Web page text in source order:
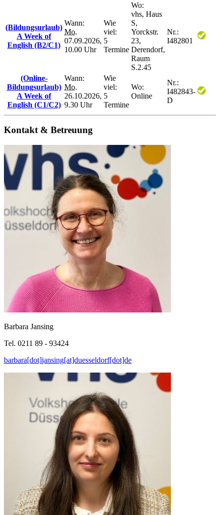
(Bildungsurlaub)
A Week of
English (B2/C1)
Wann:
Mo.
07.09.2026,
10.00 Uhr
Wie
viel:
5
Termine
Wo:
vhs, Haus
S,
Yorckstr.
23,
Derendorf,
Raum
S.2.45
Nr.:
I482801
(Online-
Bildungsurlaub)
A Week of
English (C1/C2)
Wann:
Mo.
26.10.2026,
9.30 Uhr
Wie
viel:
5
Termine
Wo:
Online
Nr.:
I482843-
D
Kontakt & Betreuung
Barbara Jansing
Tel. 0211 89 - 93424
barbara[dot]jansing[at]duesseldorf[dot]de